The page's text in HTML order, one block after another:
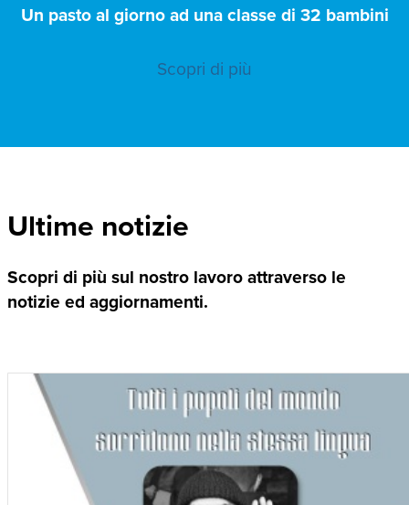
Un pasto al giorno ad una classe di 32 bambini
Scopri di più
Ultime notizie
Scopri di più sul nostro lavoro attraverso le
notizie ed aggiornamenti.